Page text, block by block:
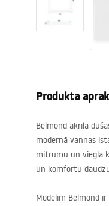
Vannas
Produkta
Belmond akrila
modernā vannas
mitrumu un viegla
un komfortu
Modelim Belmond